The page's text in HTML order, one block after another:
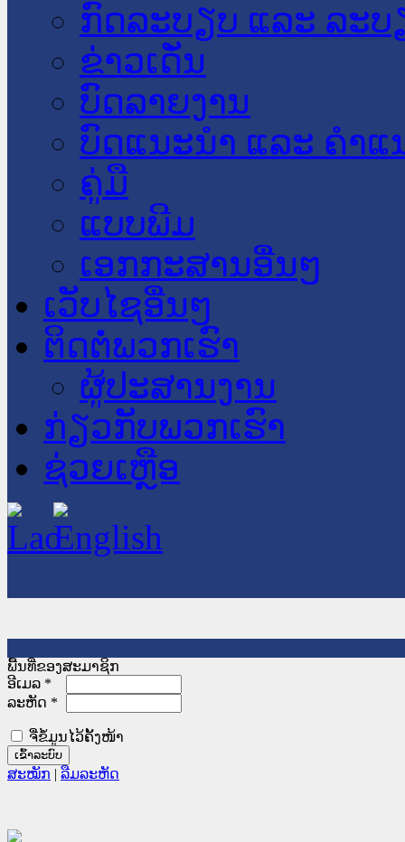
ກົດລະບຽບ ແລະ ລະບ
ຂ່າວເດັ່ນ
ບົດລາຍງານ
ບົດແນະນໍາ ແລະ ຄໍາແ
ຄູ່ມື
ແບບພີມ
ເອກກະສານອື່ນໆ
ເວັບໄຊອື່ນໆ
ຕິດຕໍ່ພວກເຮົາ
ຜູ້ປະສານງານ
ກ່ຽວກັບພວກເຮົາ
ຊ່ວຍເຫຼືອ
ພື້ນທີ່ຂອງສະມາຊິກ
ອີເມລ *
ລະຫັດ *
ຈື່ຂໍ້ມູນໄວ້ຄັ້ງໜ້າ
ສະໝັກ | ລືມລະຫັດ